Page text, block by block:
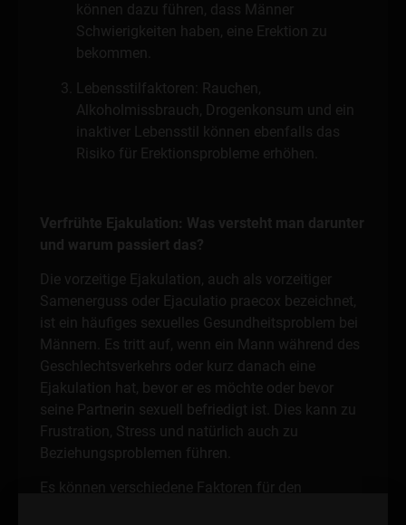
können dazu führen, dass Männer
Schwierigkeiten haben, eine Erektion zu
bekommen.
Lebensstilfaktoren: Rauchen,
Alkoholmissbrauch, Drogenkonsum und ein
inaktiver Lebensstil können ebenfalls das
Risiko für Erektionsprobleme erhöhen.
Verfrühte Ejakulation: Was versteht man darunter
und warum passiert das?
Die vorzeitige Ejakulation, auch als vorzeitiger
Samenerguss oder Ejaculatio praecox bezeichnet,
ist ein häufiges sexuelles Gesundheitsproblem bei
Männern. Es tritt auf, wenn ein Mann während des
Geschlechtsverkehrs oder kurz danach eine
Ejakulation hat, bevor er es möchte oder bevor
seine Partnerin sexuell befriedigt ist. Dies kann zu
Frustration, Stress und natürlich auch zu
Beziehungsproblemen führen.
Es können verschiedene Faktoren für den